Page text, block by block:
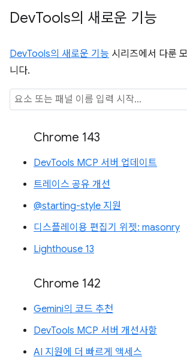
DevTools의 새로운 기능
DevTools의 새로운 기능 시리즈에서 다룬
니다.
Chrome 143
DevTools MCP 서버 업데이트
트레이스 공유 개선
@starting-style 지원
디스플레이용 편집기 위젯: masonry
Lighthouse 13
Chrome 142
Gemini의 코드 추천
DevTools MCP 서버 개선사항
AI 지원에 더 빠르게 액세스